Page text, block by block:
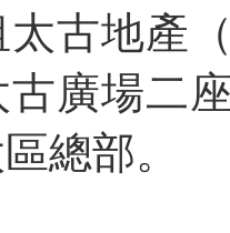
古地產
廣場二
總部。